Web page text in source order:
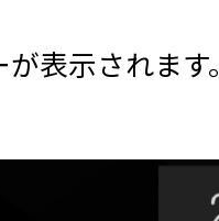
表示されます。